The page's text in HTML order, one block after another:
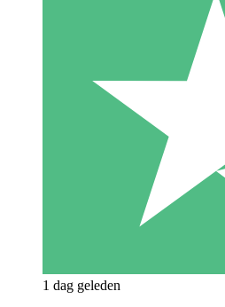
1 dag geleden